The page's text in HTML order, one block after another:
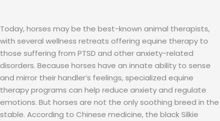
Today, horses may be the best-known animal therapists,
with several wellness retreats offering equine therapy to
those suffering from PTSD and other anxiety-related
disorders. Because horses have an innate ability to sense
and mirror their handler’s feelings, specialized equine
therapy programs can help reduce anxiety and regulate
emotions. But horses are not the only soothing breed in the
stable. According to Chinese medicine, the black Silkie